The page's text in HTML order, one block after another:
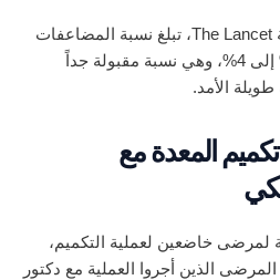
وفقاً لدراسة نُشرت في مجلة The Lancet، تبلغ نسبة المضاعفات
الخطيرة بعد التكميم نحو 2% إلى 4%، وهي نسبة مقبولة جداً
طويلة الأمد.
المعدة مع
خاضعين لعملية التكميم،
الذين أجروا العملية مع دكتور